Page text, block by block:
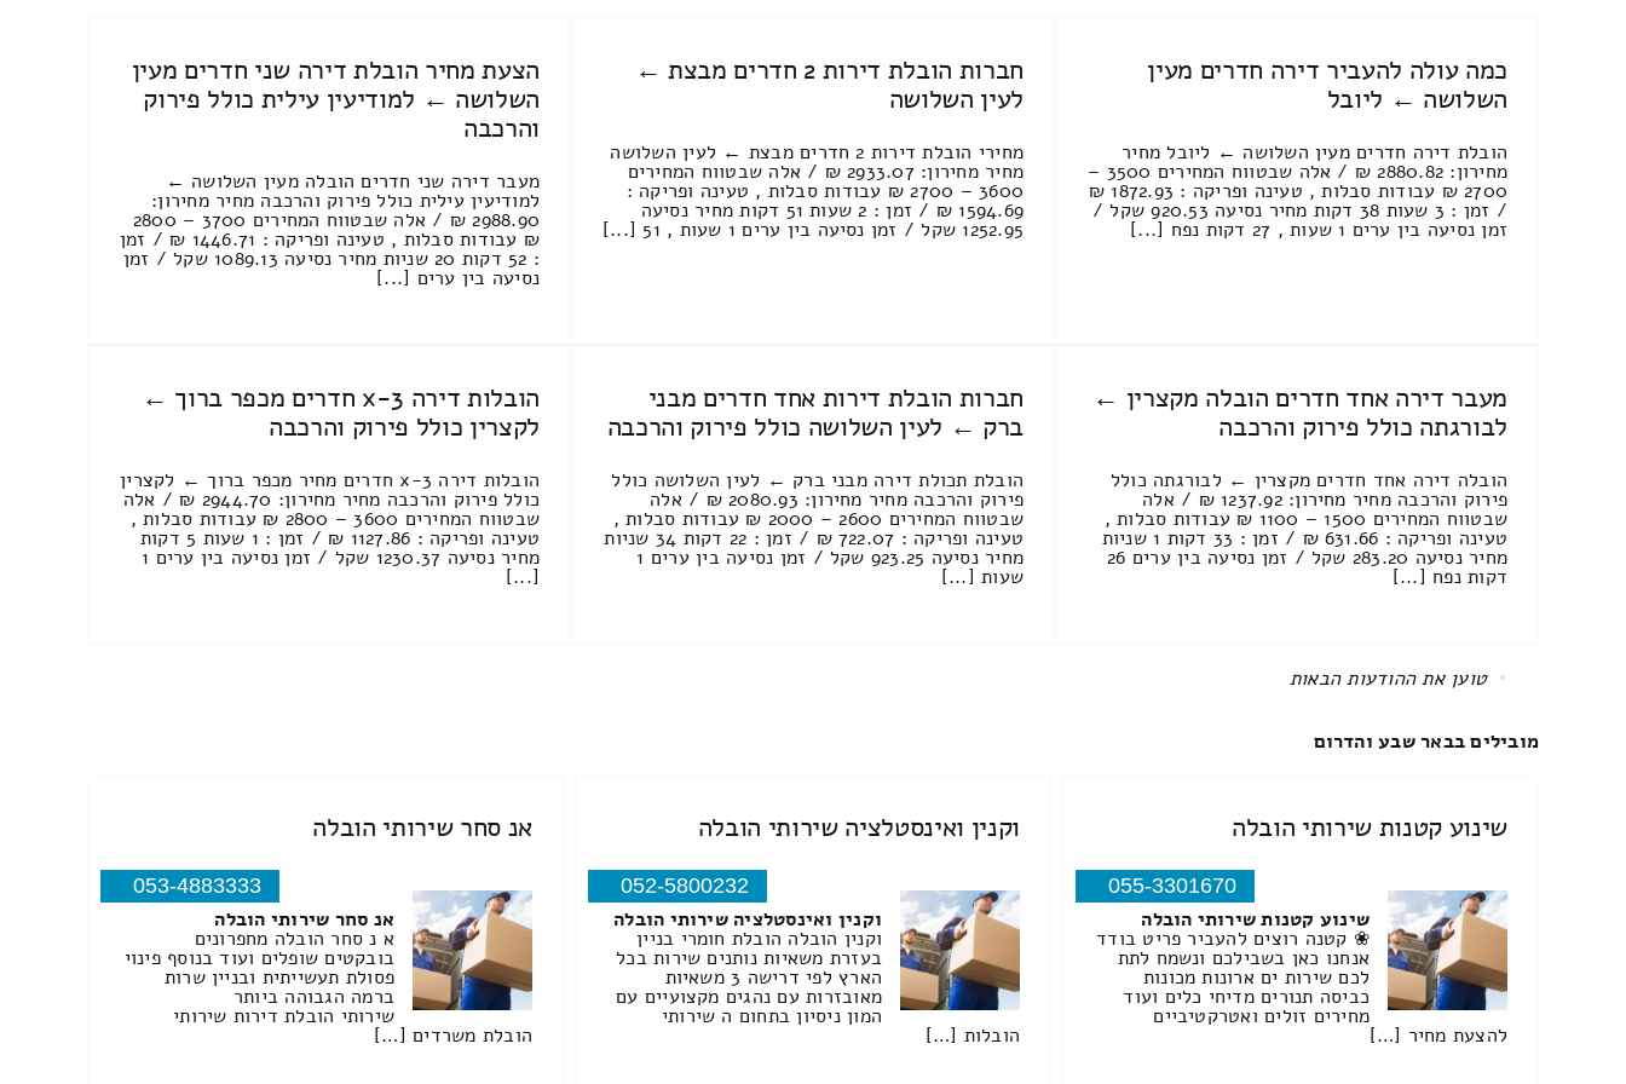
כמה עולה להעביר דירה חדרים מעין
השלושה ← ליובל
הובלת דירה חדרים מעין השלושה ← ליובל מחיר
מחירון: 2880.82 ₪ / אלה שבטווח המחירים 3500 –
2700 ₪ עבודות סבלות , טעינה ופריקה : 1872.93 ₪
/ זמן : 3 שעות 38 דקות מחיר נסיעה 920.53 שקל /
זמן נסיעה בין ערים 1 שעות , 27 דקות נפח [...]
חברות הובלת דירות 2 חדרים מבצת ←
לעין השלושה
מחירי הובלת דירות 2 חדרים מבצת ← לעין השלושה
מחיר מחירון: 2933.07 ₪ / אלה שבטווח המחירים
3600 – 2700 ₪ עבודות סבלות , טעינה ופריקה :
1594.69 ₪ / זמן : 2 שעות 51 דקות מחיר נסיעה
1252.95 שקל / זמן נסיעה בין ערים 1 שעות , 51 [...]
הצעת מחיר הובלת דירה שני חדרים מעין
השלושה ← למודיעין עילית כולל פירוק
והרכבה
מעבר דירה שני חדרים הובלה מעין השלושה ←
למודיעין עילית כולל פירוק והרכבה מחיר מחירון:
2988.90 ₪ / אלה שבטווח המחירים 3700 – 2800
₪ עבודות סבלות , טעינה ופריקה : 1446.71 ₪ / זמן
: 52 דקות 20 שניות מחיר נסיעה 1089.13 שקל / זמן
נסיעה בין ערים [...]
מעבר דירה אחד חדרים הובלה מקצרין ←
לבורגתה כולל פירוק והרכבה
הובלה דירה אחד חדרים מקצרין ← לבורגתה כולל
פירוק והרכבה מחיר מחירון: 1237.92 ₪ / אלה
שבטווח המחירים 1500 – 1100 ₪ עבודות סבלות ,
טעינה ופריקה : 631.66 ₪ / זמן : 33 דקות 1 שניות
מחיר נסיעה 283.20 שקל / זמן נסיעה בין ערים 26
דקות נפח [...]
חברות הובלת דירות אחד חדרים מבני
ברק ← לעין השלושה כולל פירוק והרכבה
הובלת תכולת דירה מבני ברק ← לעין השלושה כולל
פירוק והרכבה מחיר מחירון: 2080.93 ₪ / אלה
שבטווח המחירים 2600 – 2000 ₪ עבודות סבלות ,
טעינה ופריקה : 722.07 ₪ / זמן : 22 דקות 34 שניות
מחיר נסיעה 923.25 שקל / זמן נסיעה בין ערים 1
שעות [...]
הובלות דירה 3-x חדרים מכפר ברוך ←
לקצרין כולל פירוק והרכבה
הובלות דירה 3-x חדרים מחיר מכפר ברוך ← לקצרין
כולל פירוק והרכבה מחיר מחירון: 2944.70 ₪ / אלה
שבטווח המחירים 3600 – 2800 ₪ עבודות סבלות ,
טעינה ופריקה : 1127.86 ₪ / זמן : 1 שעות 5 דקות
מחיר נסיעה 1230.37 שקל / זמן נסיעה בין ערים 1
[...]
All items displayed.
מובילים בבאר שבע והדרום
שינוע קטנות שירותי הובלה
055-3301670
שינוע קטנות שירותי הובלה
❀ קטנה רוצים להעביר פריט בודד
אנחנו כאן בשבילכם ונשמח לתת
לכם שירות ים ארונות מכונות
כביסה תנורים מדיחי כלים ועוד
מחירים זולים ואטרקטיביים
להצעת מחיר […]
וקנין ואינסטלציה שירותי הובלה
052-5800232
וקנין ואינסטלציה שירותי הובלה
וקנין הובלה הובלת חומרי בניין
בעזרת משאיות נותנים שירות בכל
הארץ לפי דרישה 3 משאיות
מאובזרות עם נהגים מקצועיים עם
המון ניסיון בתחום ה שירותי
הובלות […]
אנ סחר שירותי הובלה
053-4883333
אנ סחר שירותי הובלה
א נ סחר הובלה מחפרונים
בובקטים שופלים ועוד בנוסף פינוי
פסולת תעשייתית ובניין שרות
ברמה הגבוהה ביותר
שירותי הובלת דירות שירותי
הובלת משרדים […]